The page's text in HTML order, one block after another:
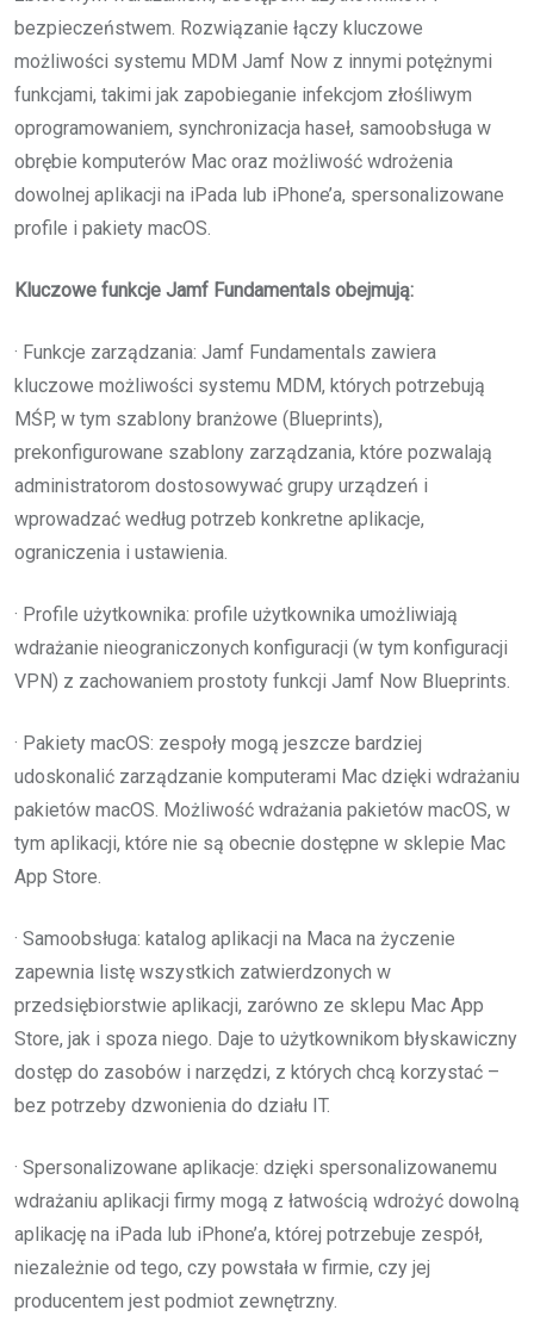
bezpieczeństwem. Rozwiązanie łączy kluczowe
możliwości systemu MDM Jamf Now z innymi potężnymi
funkcjami, takimi jak zapobieganie infekcjom złośliwym
oprogramowaniem, synchronizacja haseł, samoobsługa w
obrębie komputerów Mac oraz możliwość wdrożenia
dowolnej aplikacji na iPada lub iPhone’a, spersonalizowane
profile i pakiety macOS.
Kluczowe funkcje Jamf Fundamentals obejmują:
· Funkcje zarządzania: Jamf Fundamentals zawiera
kluczowe możliwości systemu MDM, których potrzebują
MŚP, w tym szablony branżowe (Blueprints),
prekonfigurowane szablony zarządzania, które pozwalają
administratorom dostosowywać grupy urządzeń i
wprowadzać według potrzeb konkretne aplikacje,
ograniczenia i ustawienia.
· Profile użytkownika: profile użytkownika umożliwiają
wdrażanie nieograniczonych konfiguracji (w tym konfiguracji
VPN) z zachowaniem prostoty funkcji Jamf Now Blueprints.
· Pakiety macOS: zespoły mogą jeszcze bardziej
udoskonalić zarządzanie komputerami Mac dzięki wdrażaniu
pakietów macOS. Możliwość wdrażania pakietów macOS, w
tym aplikacji, które nie są obecnie dostępne w sklepie Mac
App Store.
· Samoobsługa: katalog aplikacji na Maca na życzenie
zapewnia listę wszystkich zatwierdzonych w
przedsiębiorstwie aplikacji, zarówno ze sklepu Mac App
Store, jak i spoza niego. Daje to użytkownikom błyskawiczny
dostęp do zasobów i narzędzi, z których chcą korzystać –
bez potrzeby dzwonienia do działu IT.
· Spersonalizowane aplikacje: dzięki spersonalizowanemu
wdrażaniu aplikacji firmy mogą z łatwością wdrożyć dowolną
aplikację na iPada lub iPhone’a, której potrzebuje zespół,
niezależnie od tego, czy powstała w firmie, czy jej
producentem jest podmiot zewnętrzny.